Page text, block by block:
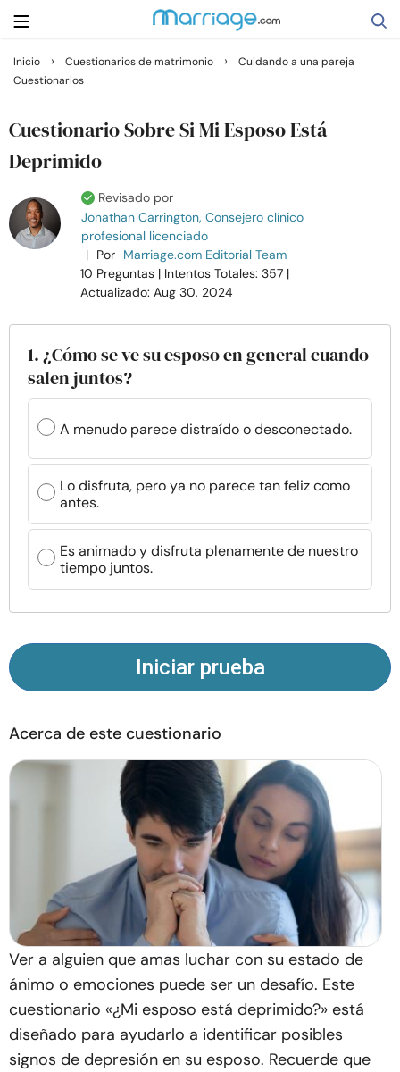
Buscar
Casarse
Relaciones
Cursos
Recursos
Comunidad
Encuentra un terapeuta
Idioma
nosotros
© Copyright 2026. Todos los derechos reservados.
Inicio › Cuestionarios de matrimonio › Cuidando a una pareja
Cuestionarios
Cuestionario Sobre Si Mi Esposo Está
Deprimido
Revisado por
Jonathan Carrington, Consejero clínico
profesional licenciado
| Por Marriage.com Editorial Team
10 Preguntas | Intentos Totales: 357 |
Actualizado: Aug 30, 2024
1. ¿Cómo se ve su esposo en general cuando
salen juntos?
A menudo parece distraído o desconectado.
Lo disfruta, pero ya no parece tan feliz como
antes.
Es animado y disfruta plenamente de nuestro
tiempo juntos.
Iniciar prueba
Acerca de este cuestionario
Ver a alguien que amas luchar con su estado de
ánimo o emociones puede ser un desafío. Este
cuestionario «¿Mi esposo está deprimido?» está
diseñado para ayudarlo a identificar posibles
signos de depresión en su esposo. Recuerde que